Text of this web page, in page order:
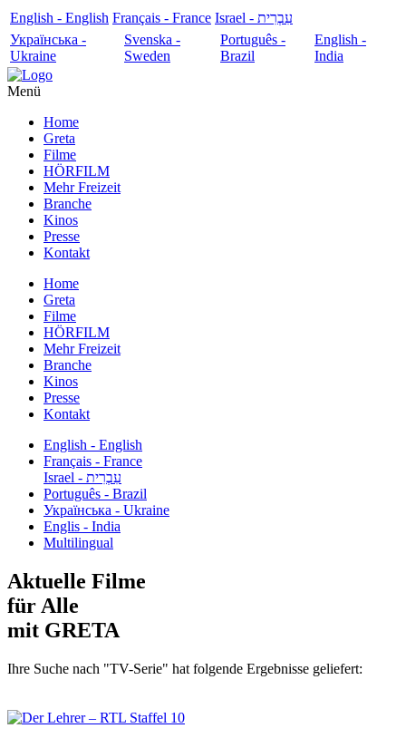
English - English Français - France
עִבְרִית - Israel
Українська -
Ukraine
Svenska -
Sweden
Português -
Brazil
English -
India
Menü
Home
Greta
Filme
HÖRFILM
Mehr Freizeit
Branche
Kinos
Presse
Kontakt
Home
Greta
Filme
HÖRFILM
Mehr Freizeit
Branche
Kinos
Presse
Kontakt
English - English
Français - France
עִבְרִית - Israel
Português - Brazil
Українська - Ukraine
Englis - India
Multilingual
Aktuelle Filme
für Alle
mit GRETA
Ihre Suche nach "TV-Serie" hat folgende Ergebnisse geliefert: